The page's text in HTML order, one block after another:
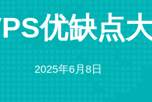
优缺点
2025年6月8日